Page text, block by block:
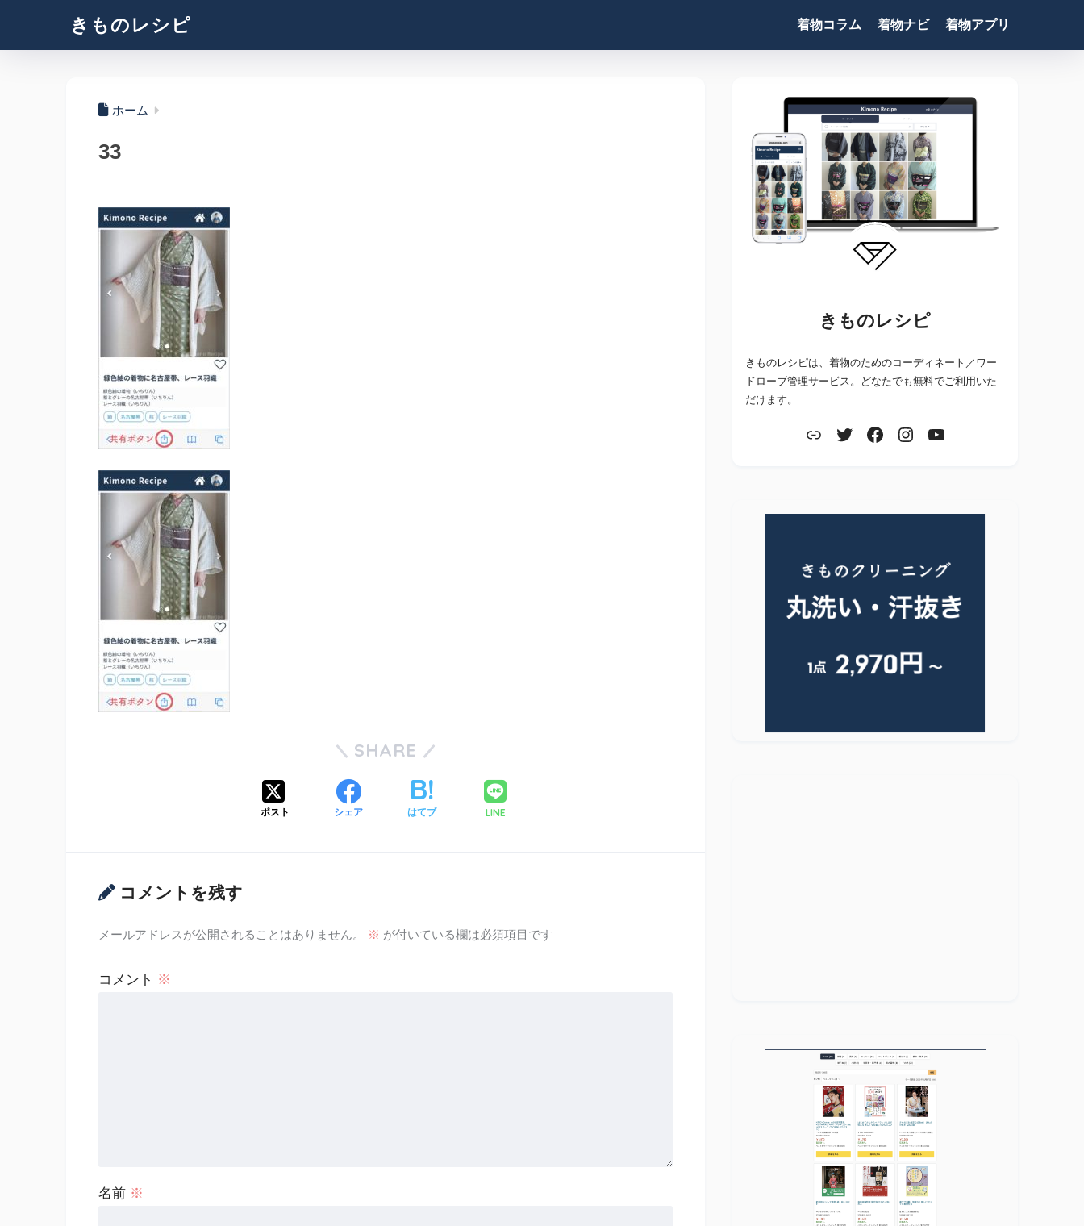
きものレシピ 着物コラム 着物ナビ 着物アプリ
ホーム
33
SHARE
ポスト シェア はてブ LINE
コメントを残す
メールアドレスが公開されることはありません。 ※ が付いている欄は必須項目です
コメント ※
名前 ※
きものレシピ
きものレシピは、着物のためのコーディネート／ワー
ドローブ管理サービス。どなたでも無料でご利用いた
だけます。